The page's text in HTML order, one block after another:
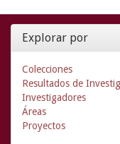
Explorar por
Colecciones
Resultados de
Investigadores
Áreas
Proyectos